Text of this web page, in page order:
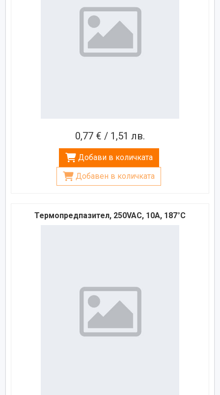
0,77 € / 1,51 лв.
Добави в количката
Добавен в количката
Термопредпазител, 250VAC, 10A, 187°C